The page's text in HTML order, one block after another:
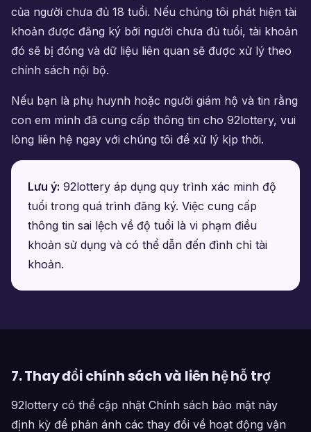
của người chưa đủ 18 tuổi. Nếu chúng tôi phát hiện tài
khoản được đăng ký bởi người chưa đủ tuổi, tài khoản
đó sẽ bị đóng và dữ liệu liên quan sẽ được xử lý theo
chính sách nội bộ.
Nếu bạn là phụ huynh hoặc người giám hộ và tin rằng
con em mình đã cung cấp thông tin cho 92lottery, vui
lòng liên hệ ngay với chúng tôi để xử lý kịp thời.
Lưu ý: 92lottery áp dụng quy trình xác minh độ
tuổi trong quá trình đăng ký. Việc cung cấp
thông tin sai lệch về độ tuổi là vi phạm điều
khoản sử dụng và có thể dẫn đến đình chỉ tài
khoản.
7. Thay đổi chính sách và liên hệ hỗ trợ
92lottery có thể cập nhật Chính sách bảo mật này
định kỳ để phản ánh các thay đổi về hoạt động vận